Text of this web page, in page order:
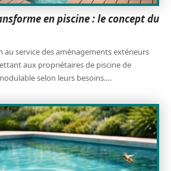
en piscine : le concept du
au service des aménagements extérieurs
aux propriétaires de piscine de
selon leurs besoins.…